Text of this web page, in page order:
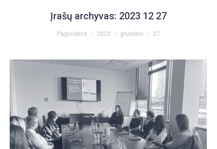
Įrašų archyvas: 2023 12 27
You are here:
Pagrindinis 2023 gruodžio 27